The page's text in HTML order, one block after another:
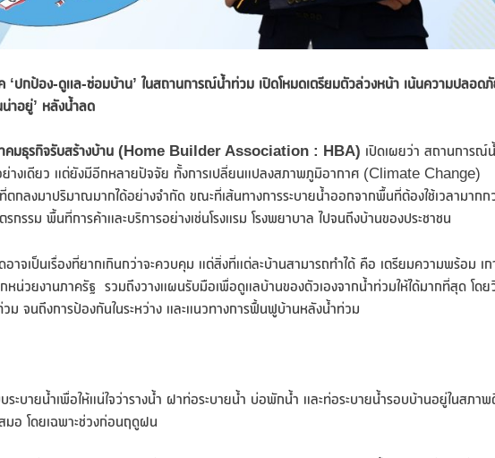
‘ปกป้อง-ดูแล-ซ่อมบ้าน’ ในสถานการณ์น้ำท่วม เปิดโหมดเตรียมตัวล่วงหน้า เน้นความปลอด
าอยู่’ หลังน้ำลด
มธุรกิจรับสร้างบ้าน (Home Builder Association : HBA) เปิดเผยว่า สถานการณ์
ย่างเดียว แต่ยังมีอีกหลายปัจจัย ทั้งการเปลี่ยนแปลงสภาพภูมิอากาศ (Climate Change)
ตกลงมาปริมาณมากได้อย่างจำกัด ขณะที่เส้นทางการระบายน้ำออกจากพื้นที่ต้องใช้เวลามากก
รม พื้นที่การค้าและบริการอย่างเช่นโรงแรม โรงพยาบาล ไปจนถึงบ้านของประชาชน
าจเป็นเรื่องที่ยากเกินกว่าจะควบคุม แต่สิ่งที่แต่ละบ้านสามารถทำได้ คือ เตรียมความพร้อม เก
หน่วยงานภาครัฐ รวมถึงวางแผนรับมือเพื่อดูแลบ้านของตัวเองจากน้ำท่วมให้ได้มากที่สุด โดย
ม จนถึงการป้องกันในระหว่าง และแนวทางการฟื้นฟูบ้านหลังน้ำท่วม
ะบายน้ำเพื่อให้แน่ใจว่ารางน้ำ ฝาท่อระบายน้ำ บ่อพักน้ำ และท่อระบายน้ำรอบบ้านอยู่ในสภาพ
มอ โดยเฉพาะช่วงก่อนฤดูฝน